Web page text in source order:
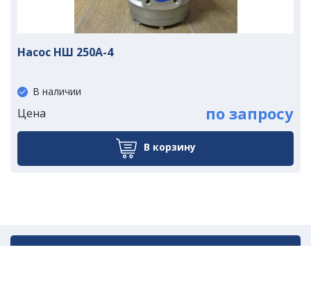
Насос НШ 250А-4
В наличии
Цена по запросу
В корзину